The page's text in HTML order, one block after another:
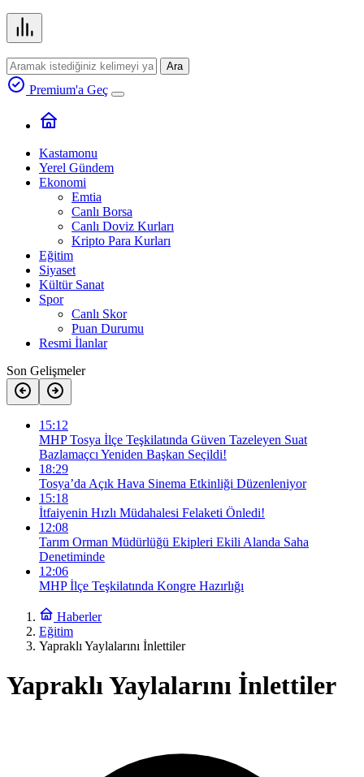
Ara
Premium'a Geç
Kastamonu
Yerel Gündem
Ekonomi
Emtia
Canlı Borsa
Canlı Doviz Kurları
Kripto Para Kurları
Eğitim
Siyaset
Kültür Sanat
Spor
Canlı Skor
Puan Durumu
Resmi İlanlar
Son Gelişmeler
15:12
MHP Tosya İlçe Teşkilatında Güven Tazeleyen Suat
Bazlamaçcı Yeniden Başkan Seçildi!
18:29
Tosya’da Açık Hava Sinema Etkinliği Düzenleniyor
15:18
İtfaiyenin Hızlı Müdahalesi Felaketi Önledi!
12:08
Tarım Orman Müdürlüğü Ekipleri Ekili Alanda Saha
Denetiminde
12:06
MHP İlçe Teşkilatında Kongre Hazırlığı
Haberler
Eğitim
Yapraklı Yaylalarını İnlettiler
Yapraklı Yaylalarını İnlettiler